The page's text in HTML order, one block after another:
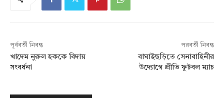
পূর্ববর্তী নিবন্ধ
খাদেম নুরুল হককে বিদায়
সংবর্ধনা
পরবর্তী নিবন্ধ
বাঘাইছড়িতে সেনাবাহিনীর
উদ্যোগে প্রীতি ফুটবল ম্যাচ